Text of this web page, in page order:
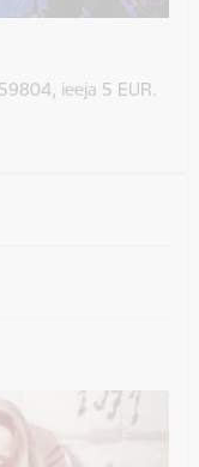
ieeja 5 EUR.